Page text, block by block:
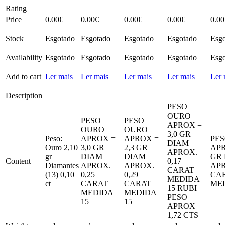
Rating
Price
0.00€ 0.00€ 0.00€ 0.00€ 0.00
Stock Esgotado Esgotado Esgotado Esgotado
Availability Esgotado Esgotado Esgotado Esgotado
Add to cart Ler mais Ler mais Ler mais Ler mais Ler
Description
Content
Peso:
Ouro 2,10
gr
Diamantes
(13) 0,10
ct
PESO
OURO
APROX =
3,0 GR
DIAM
APROX.
0,25
CARAT
MEDIDA
15
PESO
OURO
APROX =
2,3 GR
DIAM
APROX.
0,29
CARAT
MEDIDA
15
PESO
OURO
APROX =
3,0 GR
DIAM
APROX.
0,17
CARAT
MEDIDA
15 RUBI
PESO
APROX
1,72 CTS
GR